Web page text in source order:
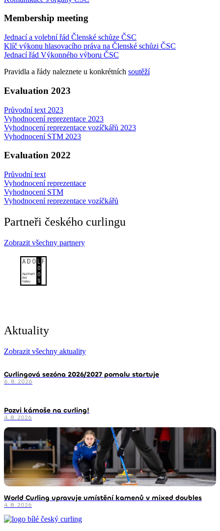
Membership meeting
Jednací a volební řád Členské schůze ČSC
Klíč výkonu hlasovacího práva na Členské schůzi ČSC
Jednací řád Výkonného výboru ČSC
Pravidla a řády naleznete u konkrétních soutěží
Evaluation 2023
Průvodní text 2023
Vyhodnocení reprezentace 2023
Vyhodnocení reprezentace vozíčkářů 2023
Vyhodnocení STM 2023
Evaluation 2022
Průvodní text
Vyhodnocení reprezentace
Vyhodnocení STM
Vyhodnocení reprezentace vozíčkářů
Partneři českého curlingu
Zobrazit všechny partnery
Aktuality
Zobrazit všechny aktuality
Curlingová sezóna 2026/2027 pomalu startuje
6. 8. 2026
Pozvi kámoše na curling!
4. 8. 2026
World Curling upravuje umístění kamenů v mixed doubles
4. 8. 2026